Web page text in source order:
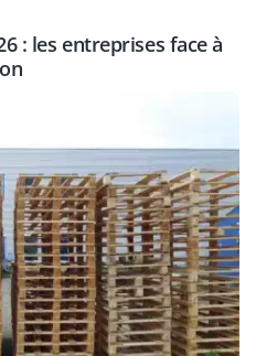
: les entreprises face à